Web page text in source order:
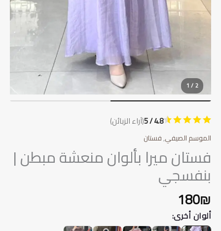
1 / 2
4.8 / 5 (آراء الزبائن)
الموسم الصيفي,فستان
فستان ميرا بألوان منعشة مبطن |
بنفسجي
180₪
ألوان أخرى: